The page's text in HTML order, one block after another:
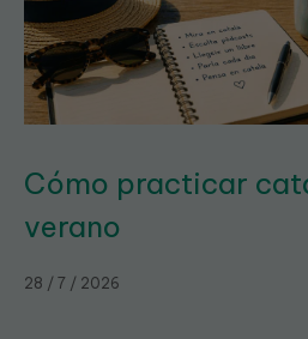
Cómo practicar
verano
28 / 7 / 2026